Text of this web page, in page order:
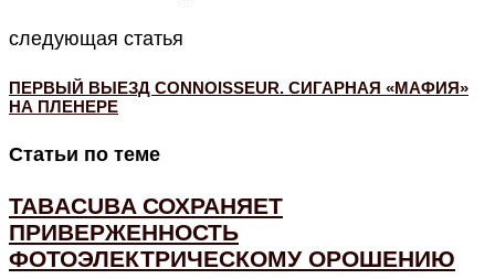
следующая статья
ПЕРВЫЙ ВЫЕЗД CONNOISSEUR. СИГАРНАЯ «МАФИЯ»
НА ПЛЕНЕРЕ
Статьи по теме
TABACUBA СОХРАНЯЕТ
ПРИВЕРЖЕННОСТЬ
ФОТОЭЛЕКТРИЧЕСКОМУ ОРОШЕНИЮ